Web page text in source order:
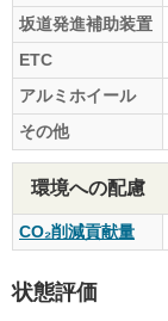
坂道発進補助装置
ETC
アルミホイール
その他
環境への配慮
CO₂削減貢献量
状態評価